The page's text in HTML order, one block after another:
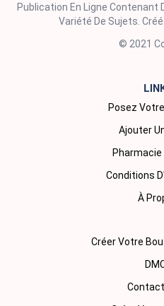
Publication En Ligne Contenant
Variété De Sujets. Créé
© 2021
Posez
Ajouter
Pharmacie
Conditions
À
Créer Votre